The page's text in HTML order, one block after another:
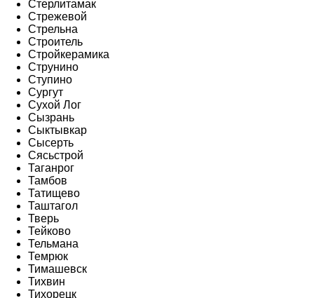
Стерлитамак
Стрежевой
Стрельна
Строитель
Стройкерамика
Струнино
Ступино
Сургут
Сухой Лог
Сызрань
Сыктывкар
Сысерть
Сясьстрой
Таганрог
Тамбов
Татищево
Таштагол
Тверь
Тейково
Тельмана
Темрюк
Тимашевск
Тихвин
Тихорецк